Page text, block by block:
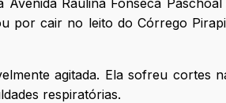
Raulina Fonseca Paschoal
por cair no leito do Córrego
agitada. Ela sofreu cortes
respiratórias.